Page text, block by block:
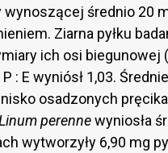
wynoszącej średnio 20
Ziarna pyłku
ich osi biegunowej
: E wyniósł 1,03.
osadzonych
perennewyniosła
wytworzyły 6,90 mg